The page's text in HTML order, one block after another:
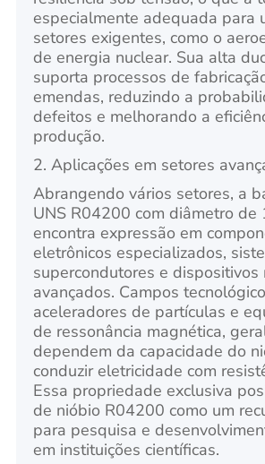
especialmente adequada para
setores exigentes, como o
de energia nuclear. Sua alta
suporta processos de
emendas, reduzindo a
defeitos e melhorando a
produção.
2. Aplicações em setores
Abrangendo vários setores, a
UNS R04200 com diâmetro de
encontra expressão em
eletrônicos especializados,
supercondutores e dispositivos
avançados. Campos
aceleradores de partículas e
de ressonância magnética,
dependem da capacidade do
conduzir eletricidade com
Essa propriedade exclusiva
de nióbio R04200 como um
para pesquisa e
em instituições científicas.